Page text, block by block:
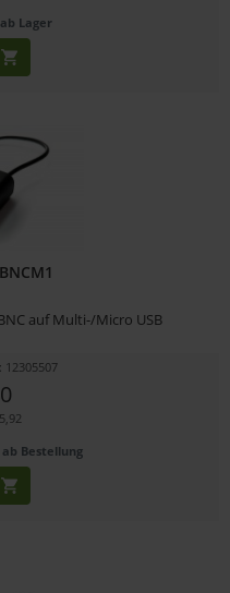
Lager
auf Multi-/Micro USB
Bestellung